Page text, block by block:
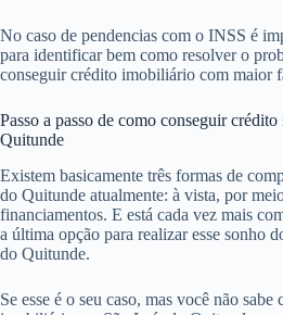
No caso de pendencias com o INSS é
para identificar bem como resolver o
conseguir crédito imobiliário com maior
Passo a passo de como conseguir
Quitunde
Existem basicamente três formas de
do Quitunde atualmente: à vista, por
financiamentos. E está cada vez mais
a última opção para realizar esse sonho
do Quitunde.
Se esse é o seu caso, mas você não